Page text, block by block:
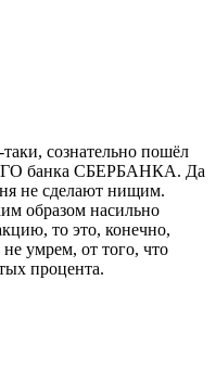
сознательно пошёл
банка СБЕРБАНКА. Да
не сделают нищим.
образом насильно
то это, конечно,
умрем, от того, что
процента.